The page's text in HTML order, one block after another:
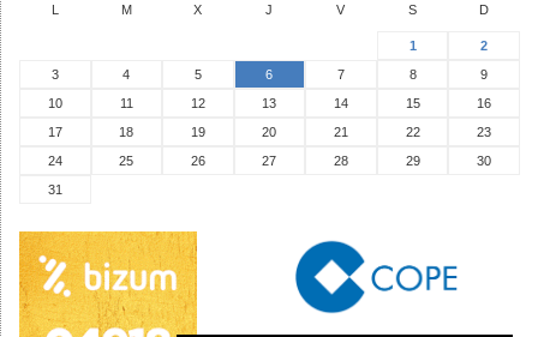
L
M X J V S D
1
2
3
4 5 6 7 8
9
10
11 12 13 14 15
16
17
18 19 20 21 22
23
24
25 26 27 28 29
30
31